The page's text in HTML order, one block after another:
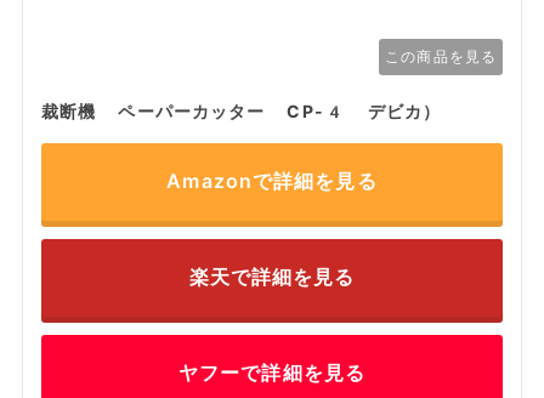
この商品を見る
裁断機 ペーパーカッター CP-4 デビカ）
Amazonで詳細を見る
楽天で詳細を見る
ヤフーで詳細を見る